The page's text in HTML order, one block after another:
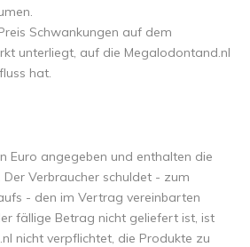
Schwankungen auf dem
unterliegt, auf die Megalodontand.nl
hat.
Euro angegeben und enthalten die
Verbraucher schuldet - zum
- den im Vertrag vereinbarten
fällige Betrag nicht geliefert ist, ist
nicht verpflichtet, die Produkte zu